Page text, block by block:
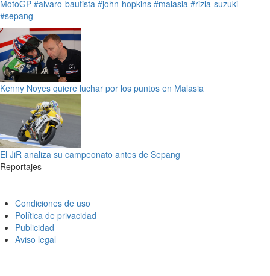
MotoGP #alvaro-bautista #john-hopkins #malasia #rizla-suzuki
#sepang
Kenny Noyes quiere luchar por los puntos en Malasia
El JiR analiza su campeonato antes de Sepang
Reportajes
Condiciones de uso
Política de privacidad
Publicidad
Aviso legal